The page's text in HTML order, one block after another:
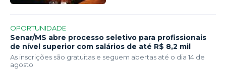
OPORTUNIDADE
Senar/MS abre processo seletivo para profissionais
de nível superior com salários de até R$ 8,2 mil
As inscrições são gratuitas e seguem abertas até o dia 14 de
agosto